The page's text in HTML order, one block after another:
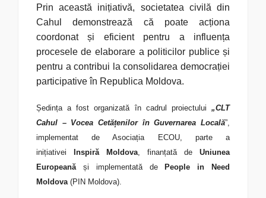
Prin această inițiativă, societatea civilă din
Cahul demonstrează că poate acționa
coordonat și eficient pentru a influența
procesele de elaborare a politicilor publice și
pentru a contribui la consolidarea democrației
participative în Republica Moldova.
Ședința a fost organizată în cadrul proiectului „CLT
Cahul – Vocea Cetățenilor în Guvernarea Locală”,
implementat de Asociația ECOU, parte a
inițiativei
Inspiră Moldova, finanțată deUniunea
Europeanăși implementată de
People in Need
Moldova (PIN Moldova).